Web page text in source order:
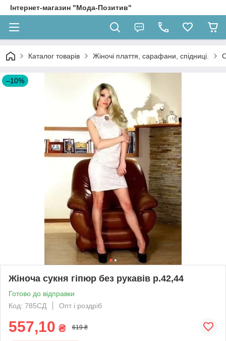
Інтернет-магазин "Мода-Позитив"
Каталог товарів Жіночі плаття, сарафани, спідниці.
–10%
Жіноча сукня гіпюр без рукавів р.42,44
Готово до відправки
Код: 785СД
Опт і роздріб
557,10 ₴ 619 ₴